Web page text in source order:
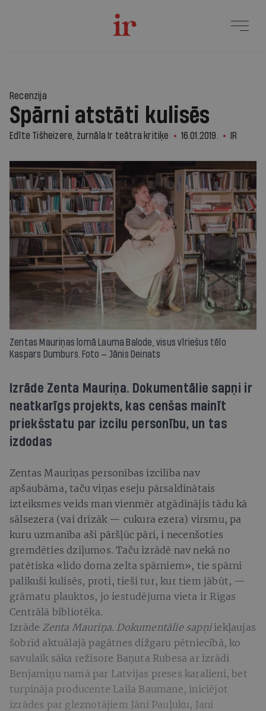
Recenzija
Spārni atstāti kulisēs
Edīte Tišheizere, žurnāla Ir teātra kritiķe 16.01.2019. IR
Zentas Mauriņas lomā Lauma Balode, visus vīriešus tēlo
Kaspars Dumburs. Foto — Jānis Deinats
Izrāde Zenta Mauriņa. Dokumentālie sapņi ir
neatkarīgs projekts, kas cenšas mainīt
priekšstatu par izcilu personību, un tas
izdodas
Zentas Mauriņas personības izcilība nav
apšaubāma, taču viņas eseju pārsaldinātais
izteiksmes veids man vienmēr atgādinājis tādu kā
sālsezera (vai drīzāk — cukura ezera) virsmu, pa
kuru uzmanība aši pāršļūc pāri, i necenšoties
gremdēties dziļumos. Taču izrādē nav nekā no
patētiska «lido doma zelta spārniem», tie spārni
palikuši kulisēs, proti, tieši tur, kur tiem jābūt, —
grāmatu plauktos, jo iestudējuma vieta ir Rīgas
Centrālā bibliotēka.
Izrāde Zenta Mauriņa. Dokumentālie sapņiiekļaujas
šobrīd aktuālajā pagātnes dižgaru pētniecībā, ko
savulaik sāka režisore Baņuta Rubesa ar izrādi
Benjamiņu namā par Latvijas preses karalieni, bet
turpināja producente Laila Baumane, iniciējot
izrādes par gleznotājiem Jāni Pauļuku, Jani